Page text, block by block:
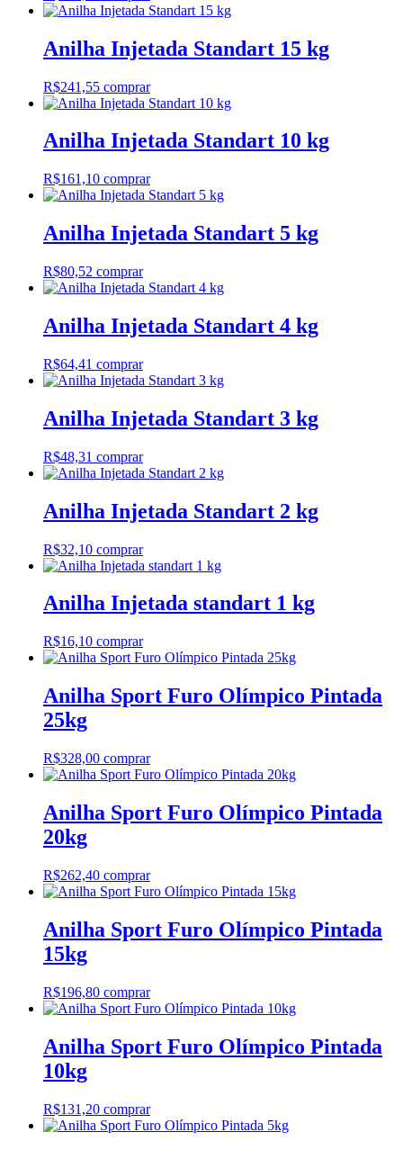
Anilha Injetada Standart 15 kg
R$241,55 comprar
Anilha Injetada Standart 10 kg
R$161,10 comprar
Anilha Injetada Standart 5 kg
R$80,52 comprar
Anilha Injetada Standart 4 kg
R$64,41 comprar
Anilha Injetada Standart 3 kg
R$48,31 comprar
Anilha Injetada Standart 2 kg
R$32,10 comprar
Anilha Injetada standart 1 kg
R$16,10 comprar
Anilha Sport Furo Olímpico Pintada
25kg
R$328,00 comprar
Anilha Sport Furo Olímpico Pintada
20kg
R$262,40 comprar
Anilha Sport Furo Olímpico Pintada
15kg
R$196,80 comprar
Anilha Sport Furo Olímpico Pintada
10kg
R$131,20 comprar